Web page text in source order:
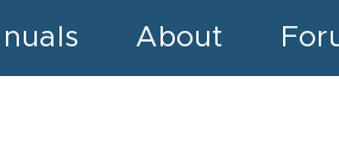
About